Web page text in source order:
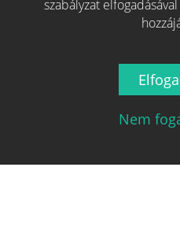
szabályzat
Nem